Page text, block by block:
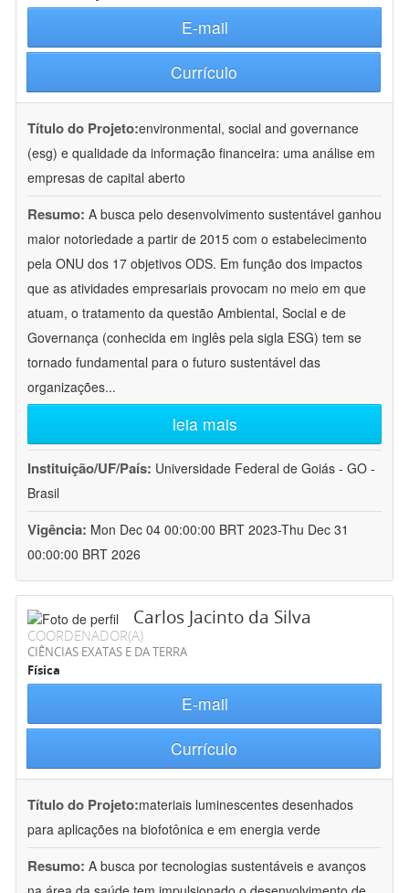
E-mail
Currículo
Título do Projeto:environmental, social and governance
(esg) e qualidade da informação financeira: uma análise em
empresas de capital aberto
Resumo: A busca pelo desenvolvimento sustentável ganhou
maior notoriedade a partir de 2015 com o estabelecimento
pela ONU dos 17 objetivos ODS. Em função dos impactos
que as atividades empresariais provocam no meio em que
atuam, o tratamento da questão Ambiental, Social e de
Governança (conhecida em inglês pela sigla ESG) tem se
tornado fundamental para o futuro sustentável das
organizações...
leia mais
Instituição/UF/País: Universidade Federal de Goiás - GO -
Brasil
Vigência: Mon Dec 04 00:00:00 BRT 2023-Thu Dec 31
00:00:00 BRT 2026
Carlos Jacinto da Silva
COORDENADOR(A)
CIÊNCIAS EXATAS E DA TERRA
Física
E-mail
Currículo
Título do Projeto:materiais luminescentes desenhados
para aplicações na biofotônica e em energia verde
Resumo: A busca por tecnologias sustentáveis e avanços